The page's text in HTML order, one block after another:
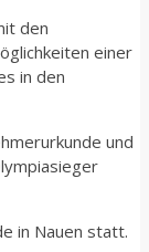
den
einer
in den
und
in Nauen statt.